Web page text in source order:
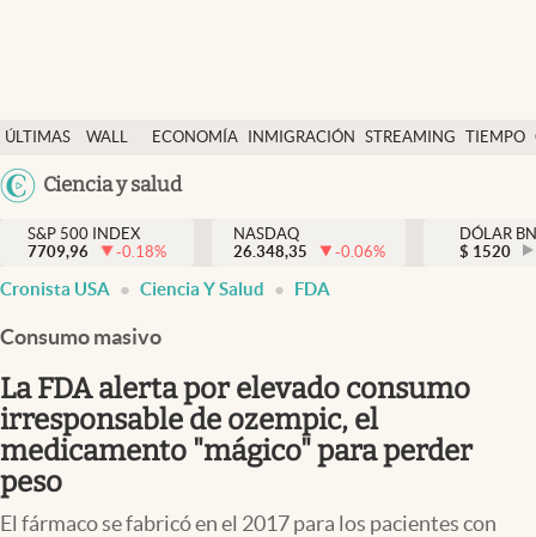
ÚLTIMAS
NOTICIAS
WALL
DÓLAR
ECONOMÍA INMIGRACIÓN STREAMING TIEMPO
México
Ciencia y salud
Finanzas y economía
Wall Street y dólar
Inmigración
Espiritual
Streaming
PC y mobile
S&P 500 INDEX
7709,96
-0.18%
NASDAQ
26.348,35
-0.06%
DÓLAR
$ 1520
Cronista USA Ciencia Y Salud FDA
Consumo masivo
La FDA alerta por elevado consumo
irresponsable de ozempic, el
medicamento "mágico" para perder
peso
El fármaco se fabricó en el 2017 para los pacientes con